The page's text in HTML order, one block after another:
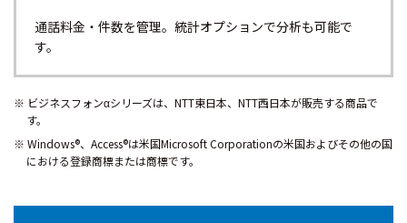
通話料金・件数を管理。統計オプションで分析も可能で
す。
ビジネスフォンαシリーズは、NTT東日本、NTT西日本が販売する商品で
す。
Windows®、Access®は米国Microsoft Corporationの米国およびその他の国
における登録商標または商標です。